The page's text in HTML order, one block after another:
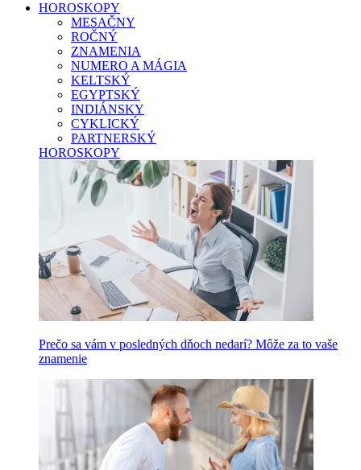
HOROSKOPY
MESAČNY
ROČNÝ
ZNAMENIA
NUMERO A MÁGIA
KELTSKÝ
EGYPTSKÝ
INDIÁNSKY
CYKLICKÝ
PARTNERSKÝ
HOROSKOPY
Prečo sa vám v posledných dňoch nedarí? Môže za to vaše
znamenie